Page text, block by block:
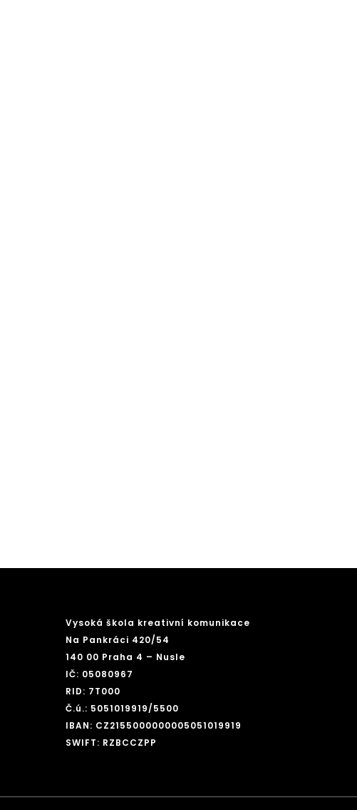
Vysoká škola kreativní komunikace
Na Pankráci 420/54
140 00 Praha 4 – Nusle
IČ: 05080967
RID: 7T000
Č.ú.: 5051019919/5500
IBAN: CZ2155000000005051019919
SWIFT: RZBCCZPP